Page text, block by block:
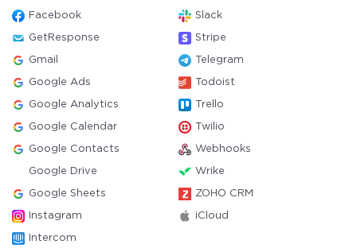
Facebook Slack
GetResponse Stripe
Gmail Telegram
Google Ads Todoist
Google Analytics Trello
Google Calendar Twilio
Google Contacts Webhooks
Google Drive Wrike
Google Sheets ZOHO CRM
Instagram iCloud
Intercom